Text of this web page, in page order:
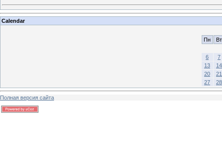
Calendar
Пн Вт
6
7
13
14
20
21
27
28
Полная версия сайта